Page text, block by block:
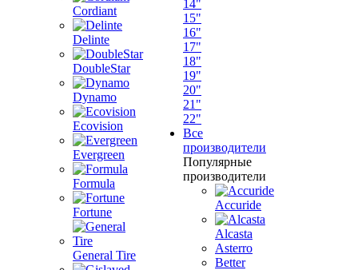
Cordiant
Delinte
DoubleStar
Dynamo
Ecovision
Evergreen
Formula
Fortune
General Tire
14"
15"
16"
17"
18"
19"
20"
21"
22"
Все
производители
Популярные
производители
Accuride
Alcasta
Asterro
Better